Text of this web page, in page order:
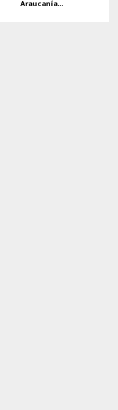
Araucanía...